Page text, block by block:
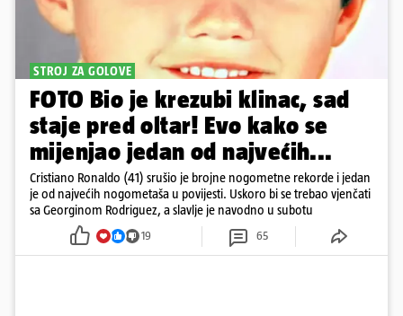
STROJ ZA GOLOVE
FOTO Bio je krezubi klinac, sad
staje pred oltar! Evo kako se
mijenjao jedan od najvećih...
Cristiano Ronaldo (41) srušio je brojne nogometne rekorde i jedan
je od najvećih nogometaša u povijesti. Uskoro bi se trebao vjenčati
sa Georginom Rodriguez, a slavlje je navodno u subotu
19 65